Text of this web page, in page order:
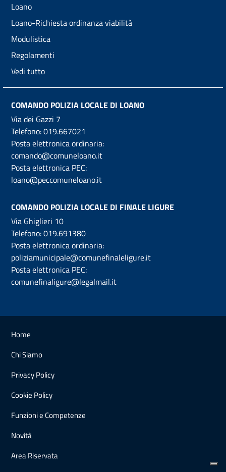
Loano
Loano-Richiesta ordinanza viabilità
Modulistica
Regolamenti
Vedi tutto
COMANDO POLIZIA LOCALE DI LOANO
Via dei Gazzi 7
Telefono:019.667021
Posta elettronica ordinaria:
comando@comuneloano.it
Posta elettronica PEC:
loano@peccomuneloano.it
COMANDO POLIZIA LOCALE DI FINALE LIGURE
Via Ghiglieri 10
Telefono:019.691380
Posta elettronica ordinaria:
poliziamunicipale@comunefinaleligure.it
Posta elettronica PEC:
comunefinaligure@legalmail.it
Home
Chi Siamo
Privacy Policy
Cookie Policy
Funzioni e Competenze
Novità
Area Riservata